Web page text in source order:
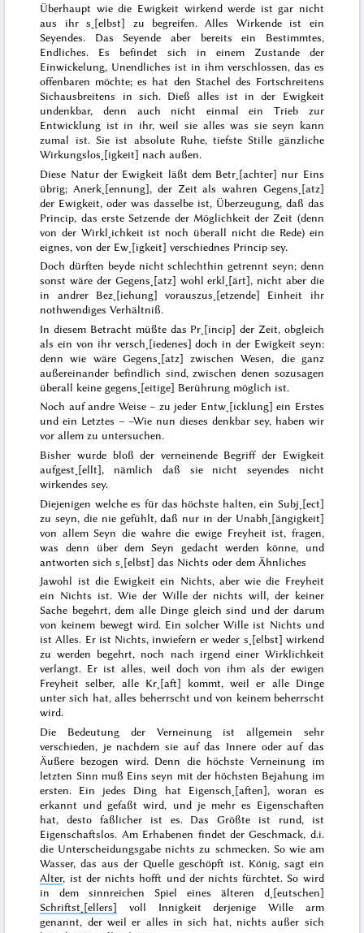
Überhaupt wie die Ewigkeit wirkend werde ist gar nicht
aus ihr s˖[elbst] zu begreifen. Alles Wirkende ist ein
Seyendes. Das Seyende aber bereits ein Bestimmtes,
Endliches. Es befindet sich in einem Zustande der
Einwickelung, Unendliches ist in ihm verschlossen, das es
offenbaren möchte; es hat den Stachel des Fortschreitens
Sichausbreitens in sich. Dieß alles ist in der Ewigkeit
undenkbar, denn auch nicht einmal ein Trieb zur
Entwicklung ist in ihr, weil sie alles was sie seyn kann
zumal ist. Sie ist absolute Ruhe, tiefste Stille gänzliche
Wirkungslos˖[igkeit] nach außen.
Diese Natur der Ewigkeit läßt dem Betr˖[achter] nur Eins
übrig; Anerk˖[ennung], der Zeit als wahren Gegens˖[atz]
der Ewigkeit, oder was dasselbe ist, Überzeugung, daß das
Princip, das erste Setzende der Möglichkeit der Zeit (denn
von der Wirkl˖ichkeit ist noch überall nicht die Rede) ein
eignes, von der Ew˖[igkeit] verschiednes Princip sey.
Doch dürften beyde nicht schlechthin getrennt seyn; denn
sonst wäre der Gegens˖[atz] wohl erkl˖[ärt], nicht aber die
in andrer Bez˖[iehung] vorauszus˖[etzende] Einheit ihr
nothwendiges Verhältniß.
In diesem Betracht müßtedas Pr˖[incip] der Zeit, obgleich
als ein von ihr versch˖[iedenes] doch in der Ewigkeit seyn:
denn wie wäre Gegens˖[atz] zwischen Wesen, die ganz
außereinander befindlich sind, zwischen denen sozusagen
überall keine gegens˖[eitige] Berührung möglich ist.
Noch auf andre Weise – zu jeder Entw˖[icklung] ein Erstes
und ein Letztes – –Wie nun dieses denkbar sey, haben wir
vor allem zu untersuchen.
Bisher wurde bloß der verneinende Begriff der Ewigkeit
aufgest˖[ellt], nämlich daß sie nicht seyendes nicht
wirkendes sey.
Diejenigen welche es für das höchste halten, ein Subj˖[ect]
zu seyn, die nie gefühlt, daß nur in der Unabh˖[ängigkeit]
von allem Seyn die wahre die ewige Freyheit ist, fragen,
was denn über dem Seyn gedacht werden könne, und
antworten sich s˖[elbst] das Nichts oder dem Ähnliches
Jawohl ist die Ewigkeit ein Nichts, aber wie die Freyheit
ein Nichts ist. Wie der Wille der nichts will, der keiner
Sache begehrt, dem alle Dinge gleich sind und der darum
von keinem bewegt wird. Ein solcher Wille ist Nichts und
ist Alles. Er ist Nichts, inwiefern er weder s˖[elbst] wirkend
zu werden begehrt, noch nach irgend einer Wirklichkeit
verlangt. Er ist alles, weil doch von ihm als der ewigen
Freyheit selber, alle Kr˖[aft] kommt, weil er alle Dinge
unter sich hat, alles beherrscht und von keinem beherrscht
wird.
Die Bedeutung der Verneinung ist allgemein sehr
verschieden, je nachdem sie auf das Innere oder auf das
Äußere bezogen wird. Denn die höchste Verneinung im
letzten Sinn muß Eins seyn mit der höchsten Bejahung im
ersten. Ein jedes Ding hat Eigensch˖[aften], woran es
erkannt und gefaßt wird, und je mehr es Eigenschaften
hat, desto faßlicher ist es. Das Größte ist rund, ist
Eigenschaftslos. Am Erhabenen findet der Geschmack, d.i.
die Unterscheidungsgabe nichts zu schmecken. So wie am
Wasser, das aus der Quelle geschöpft ist. König, sagt ein
Alter, ist der nichts hofft und der nichts fürchtet. So wird
in dem sinnreichen Spiel eines älteren d˖[eutschen]
Schriftst˖[ellers]
voll Innigkeit derjenige Wille arm
genannt, der weil er alles in sich hat, nichts außer sich